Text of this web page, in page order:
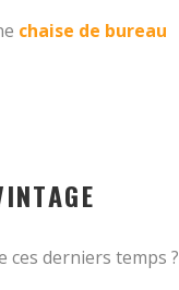
chaise de bureau
ces derniers temps ?